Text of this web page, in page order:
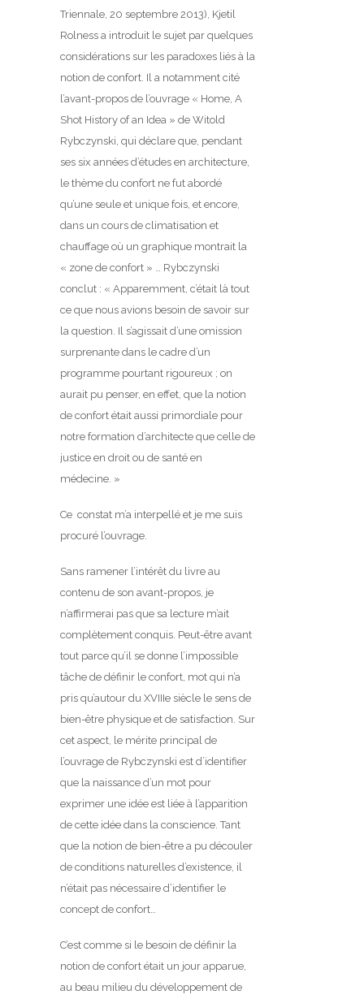
Triennale, 20 septembre 2013), Kjetil
Rolness a introduit le sujet par quelques
considérations sur les paradoxes liés à la
notion de confort. Il a notamment cité
l’avant-propos de l’ouvrage « Home, A
Shot History of an Idea » de Witold
Rybczynski, qui déclare que, pendant
ses six années d’études en architecture,
le thème du confort ne fut abordé
qu’une seule et unique fois, et encore,
dans un cours de climatisation et
chauffage où un graphique montrait la
« zone de confort » … Rybczynski
conclut : « Apparemment, c’était là tout
ce que nous avions besoin de savoir sur
la question. Il s’agissait d’une omission
surprenante dans le cadre d’un
programme pourtant rigoureux ; on
aurait pu penser, en effet, que la notion
de confort était aussi primordiale pour
notre formation d’architecte que celle de
justice en droit ou de santé en
médecine. »
Ce constat m’a interpellé et je me suis
procuré l’ouvrage.
Sans ramener l’intérêt du livre au
contenu de son avant-propos, je
n’affirmerai pas que sa lecture m’ait
complètement conquis. Peut-être avant
tout parce qu’il se donne l’impossible
tâche de définir le confort, mot qui n’a
pris qu’autour du XVIIIe siècle le sens de
bien-être physique et de satisfaction. Sur
cet aspect, le mérite principal de
l’ouvrage de Rybczynski est d’identifier
que la naissance d’un mot pour
exprimer une idée est liée à l’apparition
de cette idée dans la conscience. Tant
que la notion de bien-être a pu découler
de conditions naturelles d’existence, il
n’était pas nécessaire d’identifier le
concept de confort…
C’est comme si le besoin de définir la
notion de confort était un jour apparue,
au beau milieu du développement de